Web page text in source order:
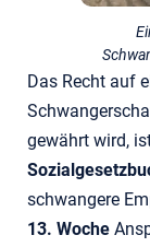
Das Recht auf
gewährt wird,
schwangere
13. Woche